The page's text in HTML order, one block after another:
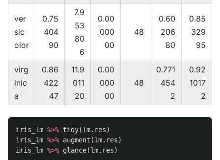
ver
sic
olor
0.75
404
90
7.9
53
80
6
0.00
000
00
48
0.60
206
80
0.85
329
95
virg
inic
a
0.86
422
47
11.9
011
20
0.00
000
00
48
0.771
454
2
0.92
1017
2
iris_lm %>% tidy(lm.res)
iris_lm %>% augment (lm.res)
iris_lm %>% glance(lm.res)